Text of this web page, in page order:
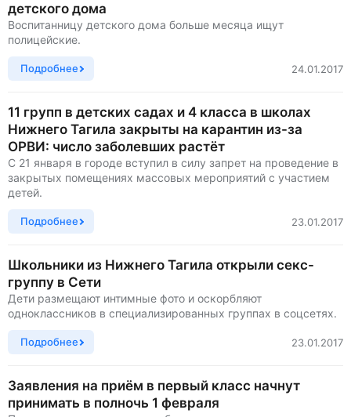
детского дома
Воспитанницу детского дома больше месяца ищут
полицейские.
Подробнее 24.01.2017
11 групп в детских садах и 4 класса в школах
Нижнего Тагила закрыты на карантин из-за
ОРВИ: число заболевших растёт
С 21 января в городе вступил в силу запрет на проведение в
закрытых помещениях массовых мероприятий с участием
детей.
Подробнее 23.01.2017
Школьники из Нижнего Тагила открыли секс-
группу в Сети
Дети размещают интимные фото и оскорбляют
одноклассников в специализированных группах в соцсетях.
Подробнее 23.01.2017
Заявления на приём в первый класс начнут
принимать в полночь 1 февраля